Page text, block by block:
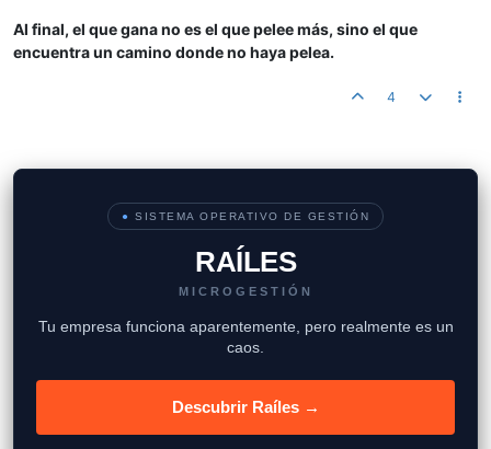
Al final, el que gana no es el que pelee más, sino el que
encuentra un camino donde no haya pelea.
4
● SISTEMA OPERATIVO DE GESTIÓN
RAÍLES
MICROGESTIÓN
Tu empresa funciona aparentemente, pero realmente es un
caos.
Descubrir Raíles →